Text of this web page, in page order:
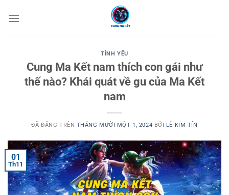
đến
TÌNH YÊU
Cung Ma Kết nam thích con gái như
thế nào? Khái quát về gu của Ma Kết
nam
ĐÃ ĐĂNG TRÊN THÁNG MƯỜI MỘT 1, 2024 BỞI LÊ KIM TÍN
01
Th11